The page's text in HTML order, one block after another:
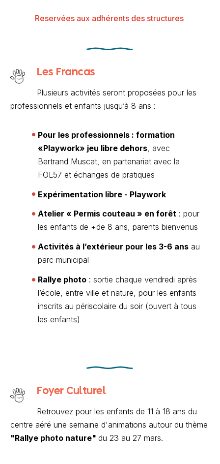
Reservées aux adhérents des structures
Les Francas
Plusieurs activités seront proposées pour les
professionnels et enfants jusqu’à 8 ans :
Pour les professionnels : formation
«Playwork» jeu libre dehors , avec
Bertrand Muscat, en partenariat avec la
FOL57 et échanges de pratiques
Expérimentation libre - Playwork
Atelier « Permis couteau » en forêt : pour
les enfants de +de 8 ans, parents bienvenus
Activités à l’extérieur pour les 3-6 ans au
parc municipal
Rallye photo : sortie chaque vendredi après
l’école, entre ville et nature, pour les enfants
inscrits au périscolaire du soir (ouvert à tous
les enfants)
Foyer Culturel
Retrouvez pour les enfants de 11 à 18 ans du
centre aéré une semaine d'animations autour du thème
"Rallye photo nature" du 23 au 27 mars.